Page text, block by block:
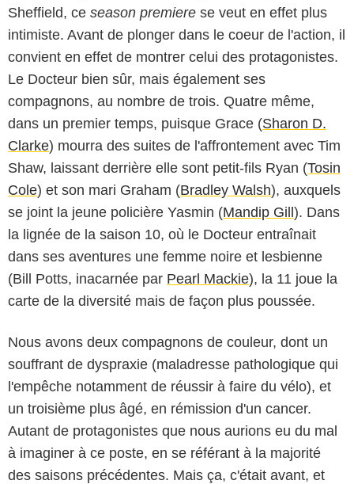
Sheffield, ce season premiere se veut en effet plus
intimiste. Avant de plonger dans le coeur de l'action, il
convient en effet de montrer celui des protagonistes.
Le Docteur bien sûr, mais également ses
compagnons, au nombre de trois. Quatre même,
dans un premier temps, puisque Grace (Sharon D.
Clarke) mourra des suites de l'affrontement avec Tim
Shaw, laissant derrière elle sont petit-fils Ryan (Tosin
Cole) et son mari Graham (Bradley Walsh), auxquels
se joint la jeune policière Yasmin (Mandip Gill). Dans
la lignée de la saison 10, où le Docteur entraînait
dans ses aventures une femme noire et lesbienne
(Bill Potts, inacarnée par Pearl Mackie), la 11 joue la
carte de la diversité mais de façon plus poussée.
Nous avons deux compagnons de couleur, dont un
souffrant de dyspraxie (maladresse pathologique qui
l'empêche notamment de réussir à faire du vélo), et
un troisième plus âgé, en rémission d'un cancer.
Autant de protagonistes que nous aurions eu du mal
à imaginer à ce poste, en se référant à la majorité
des saisons précédentes. Mais ça, c'était avant, et